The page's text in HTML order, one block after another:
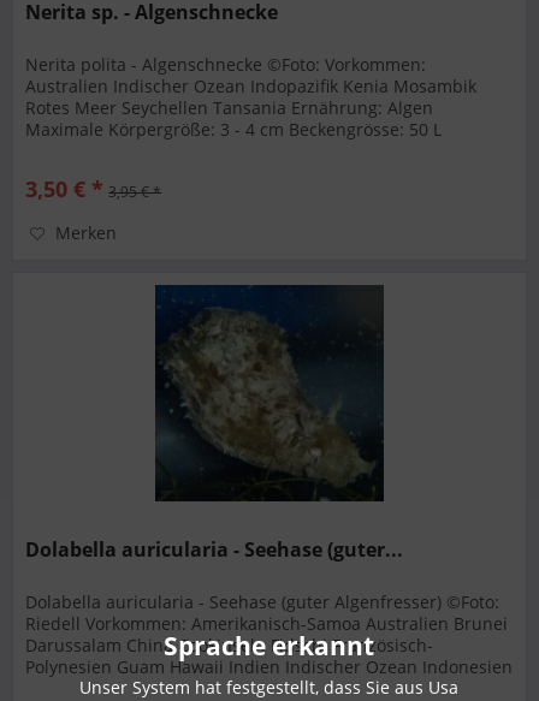
Nerita sp. - Algenschnecke
Nerita polita - Algenschnecke ©Foto: Vorkommen:
Australien Indischer Ozean Indopazifik Kenia Mosambik
Rotes Meer Seychellen Tansania Ernährung: Algen
Maximale Körpergröße: 3 - 4 cm Beckengrösse: 50 L
3,50 € * 3,95 € *
Merken
Dolabella auricularia - Seehase (guter...
Dolabella auricularia - Seehase (guter Algenfresser) ©Foto:
Riedell Vorkommen: Amerikanisch-Samoa Australien Brunei
Darussalam China Cookinseln Fidschi Französisch-
Polynesien Guam Hawaii Indien Indischer Ozean Indonesien
Indopazifik...
Sprache erkannt
Unser System hat festgestellt, dass Sie aus Usa